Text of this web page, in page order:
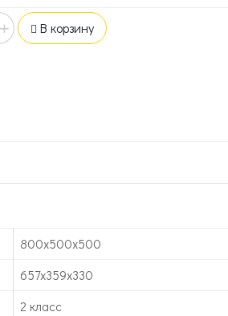
+ В корзину
800х500х500
657х359х330
2 класс